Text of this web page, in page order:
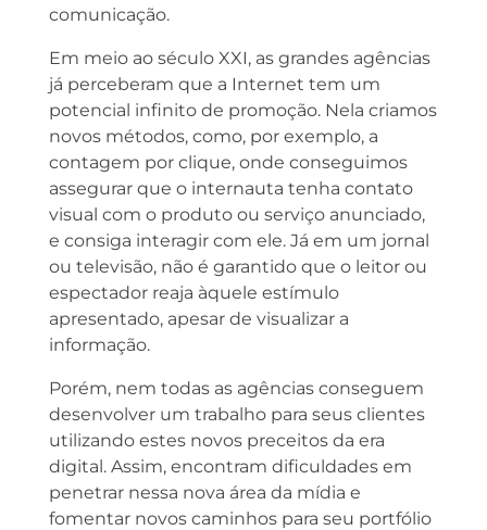
comunicação.
Em meio ao século XXI, as grandes agências
já perceberam que a Internet tem um
potencial infinito de promoção. Nela criamos
novos métodos, como, por exemplo, a
contagem por clique, onde conseguimos
assegurar que o internauta tenha contato
visual com o produto ou serviço anunciado,
e consiga interagir com ele. Já em um jornal
ou televisão, não é garantido que o leitor ou
espectador reaja àquele estímulo
apresentado, apesar de visualizar a
informação.
Porém, nem todas as agências conseguem
desenvolver um trabalho para seus clientes
utilizando estes novos preceitos da era
digital. Assim, encontram dificuldades em
penetrar nessa nova área da mídia e
fomentar novos caminhos para seu portfólio